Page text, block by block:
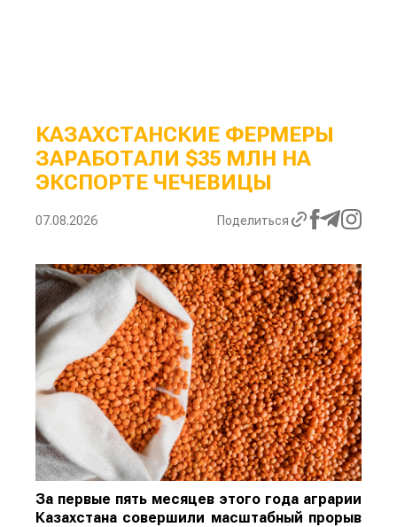
КАЗАХСТАНСКИЕ ФЕРМЕРЫ
ЗАРАБОТАЛИ $35 МЛН НА
ЭКСПОРТЕ ЧЕЧЕВИЦЫ
07.08.2026 Поделиться
За первые пять месяцев этого года аграрии
Казахстана совершили масштабный прорыв